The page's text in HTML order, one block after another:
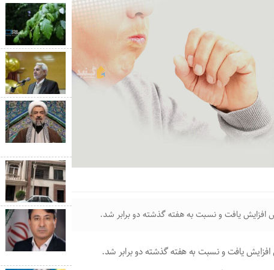
افزایش یافت و نسبت به هفته گذشته دو برابر شد.
یافت و نسبت به هفته گذشته دو برابر شد.